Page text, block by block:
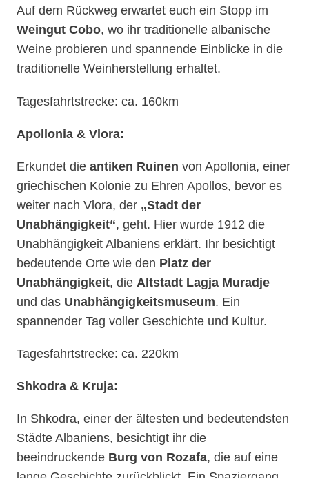
Auf dem Rückweg erwartet euch ein Stopp im
Weingut Cobo, wo ihr traditionelle albanische
Weine probieren und spannende Einblicke in die
traditionelle Weinherstellung erhaltet.
Tagesfahrtstrecke: ca. 160km
Apollonia & Vlora:
Erkundet die antiken Ruinen von Apollonia, einer
griechischen Kolonie zu Ehren Apollos, bevor es
weiter nach Vlora, der „Stadt der
Unabhängigkeit“, geht. Hier wurde 1912 die
Unabhängigkeit Albaniens erklärt. Ihr besichtigt
bedeutende Orte wie den Platz der
Unabhängigkeit, die Altstadt Lagja Muradje
und das Unabhängigkeitsmuseum. Ein
spannender Tag voller Geschichte und Kultur.
Tagesfahrtstrecke: ca. 220km
Shkodra & Kruja:
In Shkodra, einer der ältesten und bedeutendsten
Städte Albaniens, besichtigt ihr die
beeindruckende Burg von Rozafa, die auf eine